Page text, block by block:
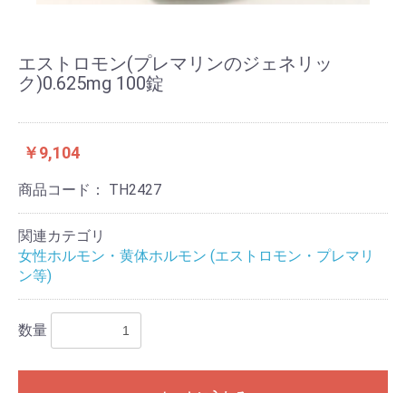
エストロモン(プレマリンのジェネリッ
ク)0.625mg 100錠
￥9,104
商品コード： TH2427
関連カテゴリ
女性ホルモン・黄体ホルモン (エストロモン・プレマリ
ン等)
数量